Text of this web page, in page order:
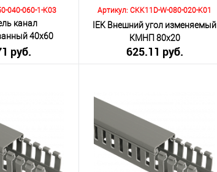
040-060-1-K03
канал
40х60
серия М
руб.
Артикул: CKK11D-W-080-020-K01
IEK Внешний угол изменяемый
КМНП 80х20
625.11 руб.
Количество:
В корзину
К сравнению